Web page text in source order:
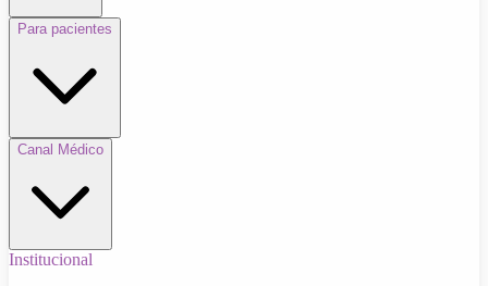
Para pacientes
Canal Médico
Institucional